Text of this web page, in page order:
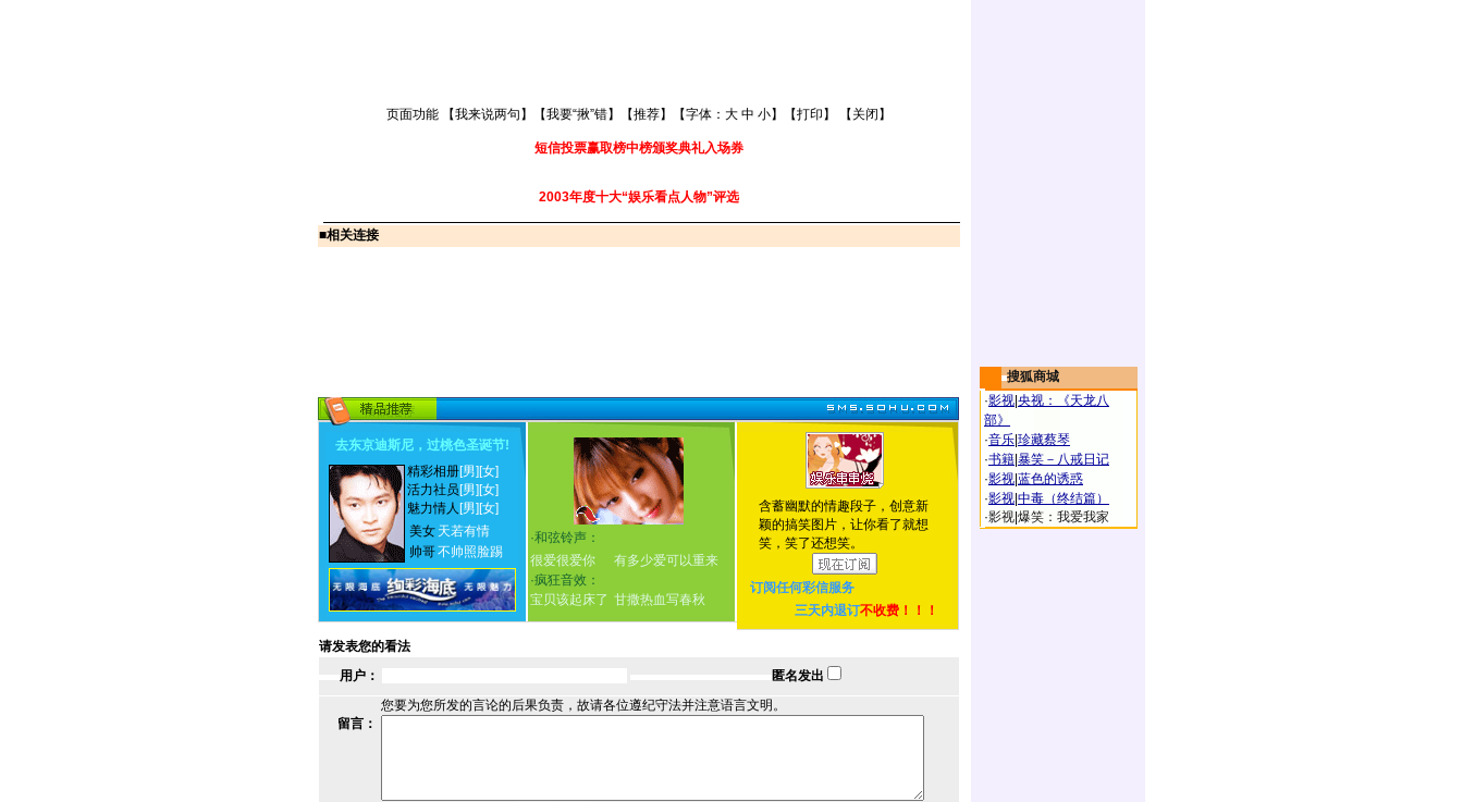
页面功能 【我来说两句 】【我要“揪”错】【推荐】【字体： 大 中 小】【打印 】 【 关闭 】
短信投票赢取榜中榜颁奖典礼入场券
2003年度十大“娱乐看点人物”评选
■相关连接
去东京迪斯尼，过桃色圣诞节!
精彩相册[男] [女]
活力社员 [男] [女]
魅力情人 [男] [女]
美女 天若有情
帅哥不帅照脸踢
·和弦铃声：
很爱很爱你
有多少爱可以重来
·疯狂音效：
宝贝该起床了 甘撒热血写春秋
含蓄幽默的情趣段子，创意新
颖的搞笑图片，让你看了就想
笑，笑了还想笑。
订阅任何彩信服务
三天内退订不收费！！！
请发表您的看法
用户：
匿名发出
您要为您所发的言论的后果负责，故请各位遵纪守法并注意语言文明。
留言：
搜狐商城
·影视 央视：《天龙八
部》
·音乐 珍藏蔡琴
·书籍 暴笑－八戒日记
·影视 蓝色的诱惑
·影视 中毒（终结篇）
·影视 爆笑：我爱我家